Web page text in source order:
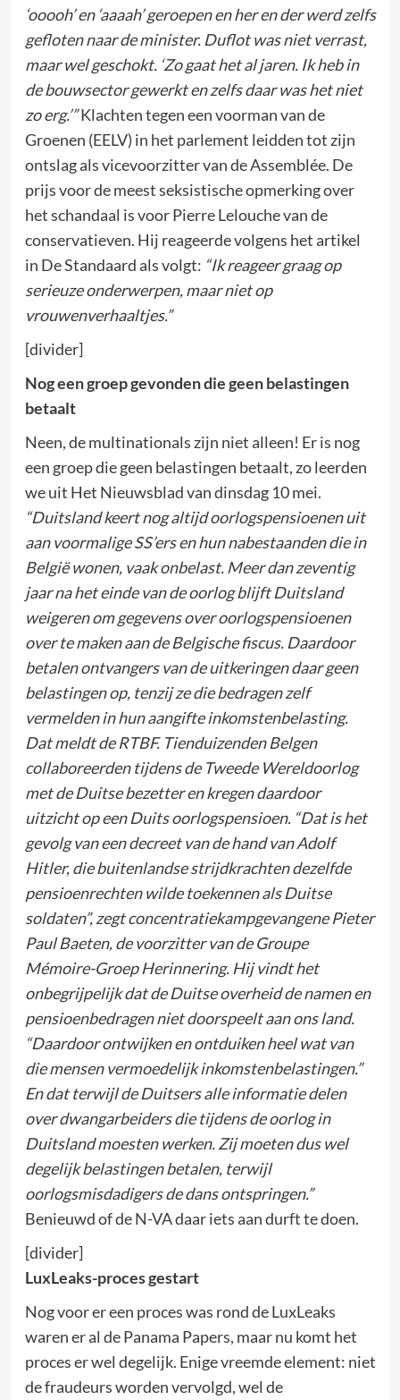
‘ooooh’ en ‘aaaah’ geroepen en her en der werd zelfs
gefloten naar de minister. Duflot was niet verrast,
maar wel geschokt. ‘Zo gaat het al jaren. Ik heb in
de bouwsector gewerkt en zelfs daar was het niet
zo erg.’”Klachten tegen een voorman van de
Groenen (EELV) in het parlement leidden tot zijn
ontslag als vicevoorzitter van de Assemblée. De
prijs voor de meest seksistische opmerking over
het schandaal is voor Pierre Lelouche van de
conservatieven. Hij reageerde volgens het artikel
in De Standaard als volgt: “Ik reageer graag op
serieuze onderwerpen, maar niet op
vrouwenverhaaltjes.”
[divider]
Nog een groep gevonden die geen belastingen
betaalt
Neen, de multinationals zijn niet alleen! Er is nog
een groep die geen belastingen betaalt, zo leerden
we uit Het Nieuwsblad van dinsdag 10 mei.
“Duitsland keert nog altijd oorlogspensioenen uit
aan voormalige SS’ers en hun nabestaanden die in
België wonen, vaak onbelast. Meer dan zeventig
jaar na het einde van de oorlog blijft Duitsland
weigeren om gegevens over oorlogspensioenen
over te maken aan de Belgische fiscus. Daardoor
betalen ontvangers van de uitkeringen daar geen
belastingen op, tenzij ze die bedragen zelf
vermelden in hun aangifte inkomstenbelasting.
Dat meldt de RTBF. Tienduizenden Belgen
collaboreerden tijdens de Tweede Wereldoorlog
met de Duitse bezetter en kregen daardoor
uitzicht op een Duits oorlogspensioen. “Dat is het
gevolg van een decreet van de hand van Adolf
Hitler, die buitenlandse strijdkrachten dezelfde
pensioenrechten wilde toekennen als Duitse
soldaten”, zegt concentratiekampgevangene Pieter
Paul Baeten, de voorzitter van de Groupe
Mémoire-Groep Herinnering. Hij vindt het
onbegrijpelijk dat de Duitse overheid de namen en
pensioenbedragen niet doorspeelt aan ons land.
“Daardoor ontwijken en ontduiken heel wat van
die mensen vermoedelijk inkomstenbelastingen.”
En dat terwijl de Duitsers alle informatie delen
over dwangarbeiders die tijdens de oorlog in
Duitsland moesten werken. Zij moeten dus wel
degelijk belastingen betalen, terwijl
oorlogsmisdadigers de dans ontspringen.”
Benieuwd of de N-VA daar iets aan durft te doen.
[divider]
LuxLeaks-proces gestart
Nog voor er een proces was rond de LuxLeaks
waren er al de Panama Papers, maar nu komt het
proces er wel degelijk. Enige vreemde element: niet
de fraudeurs worden vervolgd, wel de